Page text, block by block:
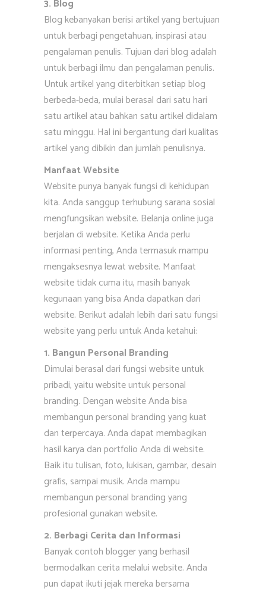
3. Blog
Blog kebanyakan berisi artikel yang bertujuan
untuk berbagi pengetahuan, inspirasi atau
pengalaman penulis. Tujuan dari blog adalah
untuk berbagi ilmu dan pengalaman penulis.
Untuk artikel yang diterbitkan setiap blog
berbeda-beda, mulai berasal dari satu hari
satu artikel atau bahkan satu artikel didalam
satu minggu. Hal ini bergantung dari kualitas
artikel yang dibikin dan jumlah penulisnya.
Manfaat Website
Website punya banyak fungsi di kehidupan
kita. Anda sanggup terhubung sarana sosial
mengfungsikan website. Belanja online juga
berjalan di website. Ketika Anda perlu
informasi penting, Anda termasuk mampu
mengaksesnya lewat website. Manfaat
website tidak cuma itu, masih banyak
kegunaan yang bisa Anda dapatkan dari
website. Berikut adalah lebih dari satu fungsi
website yang perlu untuk Anda ketahui:
1. Bangun Personal Branding
Dimulai berasal dari fungsi website untuk
pribadi, yaitu website untuk personal
branding. Dengan website Anda bisa
membangun personal branding yang kuat
dan terpercaya. Anda dapat membagikan
hasil karya dan portfolio Anda di website.
Baik itu tulisan, foto, lukisan, gambar, desain
grafis, sampai musik. Anda mampu
membangun personal branding yang
profesional gunakan website.
2. Berbagi Cerita dan Informasi
Banyak contoh blogger yang berhasil
bermodalkan cerita melalui website. Anda
pun dapat ikuti jejak mereka bersama